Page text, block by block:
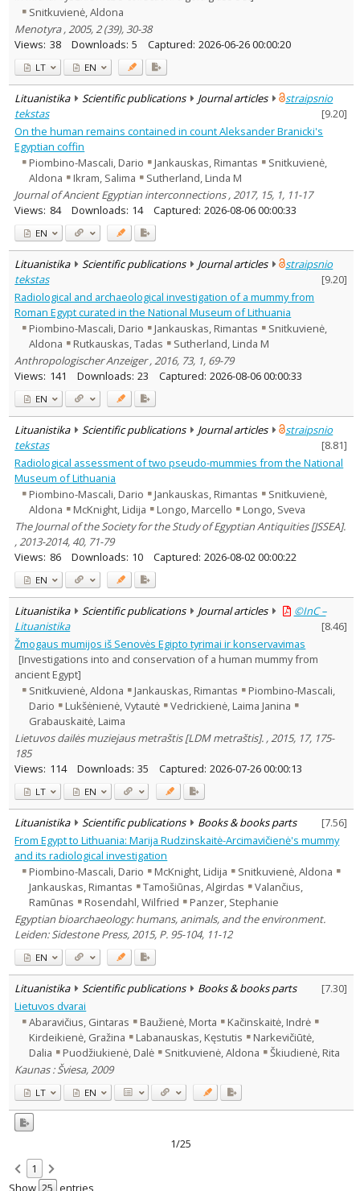
Snitkuvienė, Aldona
Menotyra , 2005, 2 (39), 30-38
Views: 38 Downloads: 5 Captured: 2026-06-26 00:00:20
LT EN
Lituanistika Scientific publications Journal articles
straipsnio
tekstas
[9.20]
On the human remains contained in count Aleksander Branicki's
Egyptian coffin
Piombino-Mascali, Dario
Jankauskas, Rimantas
Snitkuvienė,
Aldona
Ikram, Salima
Sutherland, Linda M
Journal of Ancient Egyptian interconnections , 2017, 15, 1, 11-17
Views: 84 Downloads: 14 Captured: 2026-08-06 00:00:33
EN
Lituanistika Scientific publications Journal articles
straipsnio
tekstas
[9.20]
Radiological and archaeological investigation of a mummy from
Roman Egypt curated in the National Museum of Lithuania
Piombino-Mascali, Dario
Jankauskas, Rimantas
Snitkuvienė,
Aldona
Rutkauskas, Tadas
Sutherland, Linda M
Anthropologischer Anzeiger , 2016, 73, 1, 69-79
Views: 141 Downloads: 23 Captured: 2026-08-06 00:00:33
EN
Lituanistika Scientific publications Journal articles
straipsnio
tekstas
[8.81]
Radiological assessment of two pseudo-mummies from the National
Museum of Lithuania
Piombino-Mascali, Dario
Jankauskas, Rimantas
Snitkuvienė,
Aldona
McKnight, Lidija Longo, Marcello
Longo, Sveva
The Journal of the Society for the Study of Egyptian Antiquities [JSSEA].
, 2013-2014, 40, 71-79
Views: 86 Downloads: 10 Captured: 2026-08-02 00:00:22
EN
Lituanistika Scientific publications Journal articles
©InC –
Lituanistika
[8.46]
Žmogaus mumijos iš Senovės Egipto tyrimai ir konservavimas
[Investigations into and conservation of a human mummy from
ancient Egypt]
Snitkuvienė, Aldona
Jankauskas, Rimantas
Piombino-Mascali,
Dario
Lukšėnienė, Vytautė
Vedrickienė, Laima Janina
Grabauskaitė, Laima
Lietuvos dailės muziejaus metraštis [LDM metraštis]. , 2015, 17, 175-
185
Views: 114 Downloads: 35 Captured: 2026-07-26 00:00:13
LT EN
Lituanistika Scientific publications Books & books parts [7.56]
From Egypt to Lithuania: Marija Rudzinskaitė-Arcimavičienė's mummy
and its radiological investigation
Piombino-Mascali, Dario
McKnight, Lidija
Snitkuvienė, Aldona
Jankauskas, Rimantas
Tamošiūnas, Algirdas
Valančius,
Ramūnas
Rosendahl, Wilfried
Panzer, Stephanie
Egyptian bioarchaeology: humans, animals, and the environment.
Leiden: Sidestone Press, 2015, P. 95-104, 11-12
EN
Lituanistika Scientific publications Books & books parts [7.30]
Lietuvos dvarai
Abaravičius, Gintaras
Baužienė, Morta
Kačinskaitė, Indrė
Kirdeikienė, Gražina
Labanauskas, Kęstutis
Narkevičiūtė,
Dalia
Puodžiukienė, Dalė Snitkuvienė, Aldona
Škiudienė, Rita
Kaunas : Šviesa, 2009
LT EN
1/25
1